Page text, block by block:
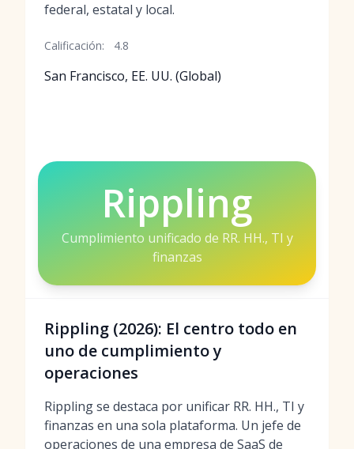
federal, estatal y local.
Calificación: 4.8
San Francisco, EE. UU. (Global)
Rippling
Cumplimiento unificado de RR. HH., TI y
finanzas
Rippling (2026): El centro todo en
uno de cumplimiento y
operaciones
Rippling se destaca por unificar RR. HH., TI y
finanzas en una sola plataforma. Un jefe de
operaciones de una empresa de SaaS de